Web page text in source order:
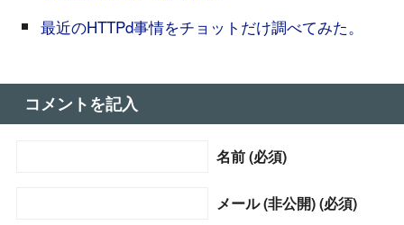
最近のHTTPd事情をチョットだけ調べてみた。
コメントを記入
名前 (必須)
メール (非公開) (必須)